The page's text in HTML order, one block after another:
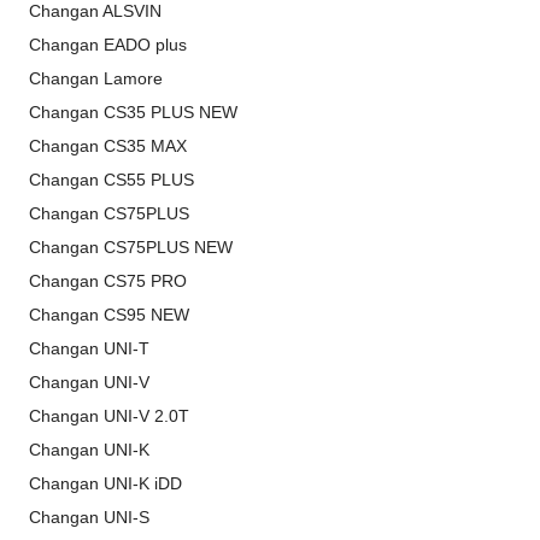
Changan ALSVIN
Changan EADO plus
Changan Lamore
Changan CS35 PLUS NEW
Changan CS35 MAX
Changan CS55 PLUS
Changan CS75PLUS
Changan CS75PLUS NEW
Changan CS75 PRO
Changan CS95 NEW
Changan UNI-T
Changan UNI-V
Changan UNI-V 2.0T
Changan UNI-K
Changan UNI-K iDD
Changan UNI-S